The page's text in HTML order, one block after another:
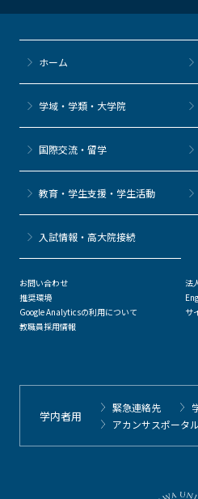
ホーム
学域・学類・大学院
国際交流・留学
教育・学生支援・学生活動
⼊試情報・高大院接続
お問い合わせ
推奨環境
Google Analyticsの利用について
教職員採用情報
法
サ
学内者用
緊急連絡先
アカンサスポータル